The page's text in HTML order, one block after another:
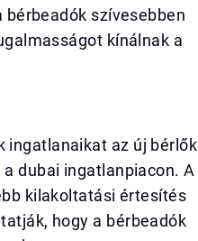
szívesebben
kínálnak a
ingatlanaikat az új bérlők
dubai ingatlanpiacon. A
kilakoltatási értesítés
hogy a bérbeadók